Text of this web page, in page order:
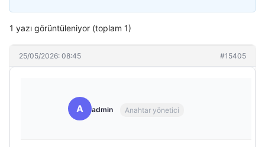
1 yazı görüntüleniyor (toplam 1)
25/05/2026: 08:45 #15405
A admin Anahtar yönetici